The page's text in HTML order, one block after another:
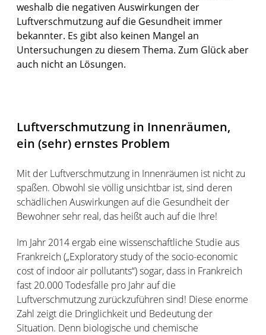
weshalb die negativen Auswirkungen der
Luftverschmutzung auf die Gesundheit immer
bekannter. Es gibt also keinen Mangel an
Untersuchungen zu diesem Thema. Zum Glück aber
auch nicht an Lösungen.
Luftverschmutzung in Innenräumen,
ein (sehr) ernstes Problem
Mit der Luftverschmutzung in Innenräumen ist nicht zu
spaßen. Obwohl sie völlig unsichtbar ist, sind deren
schädlichen Auswirkungen auf die Gesundheit der
Bewohner sehr real, das heißt auch auf die Ihre!
Im Jahr 2014 ergab eine wissenschaftliche Studie aus
Frankreich („Exploratory study of the socio-economic
cost of indoor air pollutants“) sogar, dass in Frankreich
fast 20.000 Todesfälle pro Jahr auf die
Luftverschmutzung zurückzuführen sind! Diese enorme
Zahl zeigt die Dringlichkeit und Bedeutung der
Situation. Denn biologische und chemische